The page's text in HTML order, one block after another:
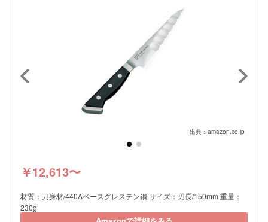
出典：amazon.co.jp
￥12,613〜
材質：刀身材/440Aベースグレステン鋼 サイズ：刃長/150mm 重量：
230g